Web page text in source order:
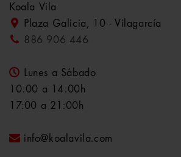
Koala Vila
Plaza Galicia, 10 - Vilagarcía
886 906 446
Lunes a Sábado
10:00 a 14:00h
17:00 a 21:00h
info@koalavila.com